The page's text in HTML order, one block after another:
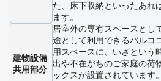
た、床下収納といったあれ
ます。
建物設備
共用部分
居室外の専有スペースとし
途として利用できるバルコ
用スペースに、いざという
出や不在がちのご家庭の荷
ックスが設置されています